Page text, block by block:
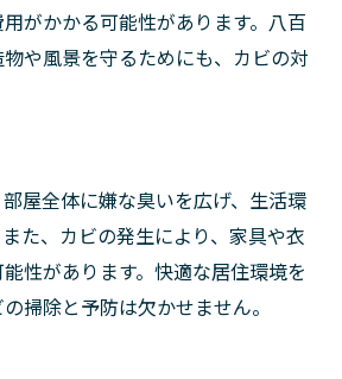
がかかる可能性があります。八百
や風景を守るためにも、カビの対
屋全体に嫌な臭いを広げ、生活環
た、カビの発生により、家具や衣
性があります。快適な居住環境を
掃除と予防は欠かせません。